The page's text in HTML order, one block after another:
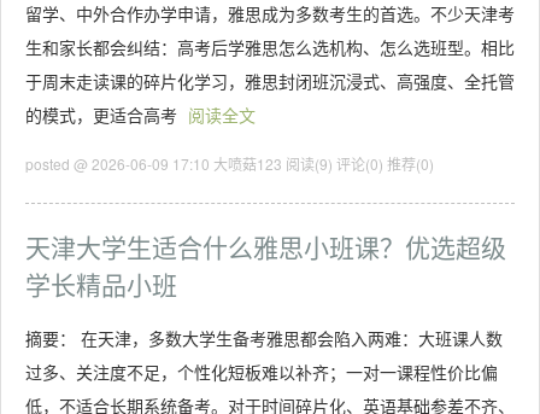
留学、中外合作办学申请，雅思成为多数考生的首选。不少天津考
生和家长都会纠结：高考后学雅思怎么选机构、怎么选班型。相比
于周末走读课的碎片化学习，雅思封闭班沉浸式、高强度、全托管
的模式，更适合高考 阅读全文
posted @ 2026-06-09 17:10 大喷菇123 阅读(9) 评论(0) 推荐(0)
天津大学生适合什么雅思小班课？优选超级
学长精品小班
摘要： 在天津，多数大学生备考雅思都会陷入两难：大班课人数
过多、关注度不足，个性化短板难以补齐；一对一课程性价比偏
低，不适合长期系统备考。对于时间碎片化、英语基础参差不齐、